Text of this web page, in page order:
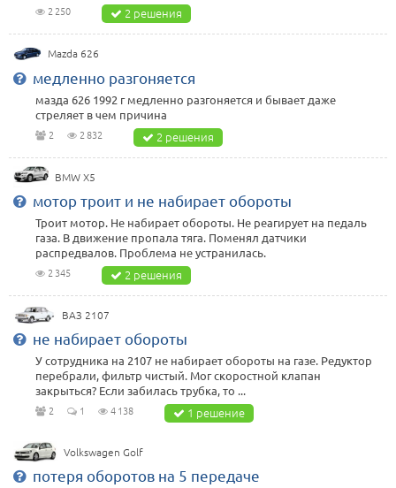
2 250 2 решения
Mazda 626
медленно разгоняется
мазда 626 1992 г медленно разгоняется и бывает даже
стреляет в чем причина
2 2 832 2 решения
BMW X5
мотор троит и не набирает обороты
Троит мотор. Не набирает обороты. Не реагирует на педаль
газа. В движение пропала тяга. Поменял датчики
распредвалов. Проблема не устранилась.
2 345 2 решения
ВАЗ 2107
не набирает обороты
У сотрудника на 2107 не набирает обороты на газе. Редуктор
перебрали, фильтр чистый. Мог скоростной клапан
закрыться? Если забилась трубка, то ...
2 1 4 138 1 решение
Volkswagen Golf
потеря оборотов на 5 передаче